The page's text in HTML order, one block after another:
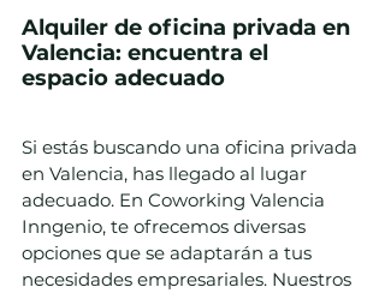
Alquiler de oficina privada en
Valencia: encuentra el
espacio adecuado
Si estás buscando una oficina privada
en Valencia, has llegado al lugar
adecuado. En Coworking Valencia
Inngenio, te ofrecemos diversas
opciones que se adaptarán a tus
necesidades empresariales. Nuestros